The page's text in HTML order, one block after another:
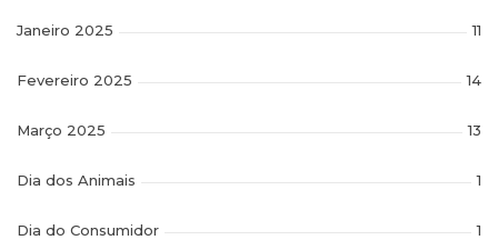
Janeiro 2025 11
Fevereiro 2025 14
Março 2025 13
Dia dos Animais 1
Dia do Consumidor 1